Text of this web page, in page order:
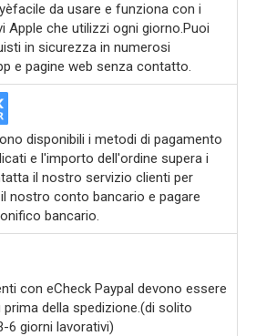
da usare e funziona con i
Apple che utilizzi ogni giorno.Puoi
in sicurezza in numerosi
e pagine web senza contatto.
disponibili i metodi di pagamento
e l'importo dell'ordine supera i
il nostro servizio clienti per
nostro conto bancario e pagare
bancario.
con eCheck Paypal devono essere
della spedizione.(di solito
6 giorni lavorativi)